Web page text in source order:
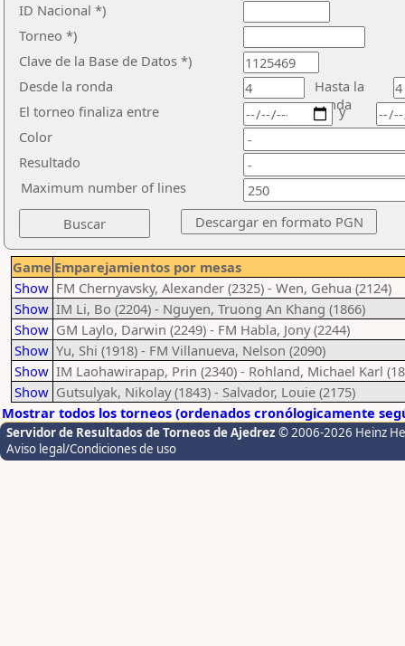
ID Nacional *)
Torneo *)
Clave de la Base de Datos *)
Desde la ronda
Hasta la
ronda
El torneo finaliza entre
Color
Resultado
y
Maximum number of lines
Game Emparejamientos por mesas
Show FM Chernyavsky, Alexander (2325) - Wen, Gehua (2124)
Show IM Li, Bo (2204) - Nguyen, Truong An Khang (1866)
Show GM Laylo, Darwin (2249) - FM Habla, Jony (2244)
Show Yu, Shi (1918) - FM Villanueva, Nelson (2090)
Show IM Laohawirapap, Prin (2340) - Rohland, Michael Karl
Show Gutsulyak, Nikolay (1843) - Salvador, Louie (2175)
Mostrar todos los torneos (ordenados cronólogicamente
Servidor de Resultados de Torneos de Ajedrez © 2006-2026 Heinz
Aviso legal/Condiciones de uso